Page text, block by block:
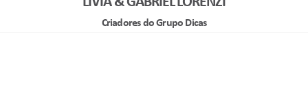
Criadores do Grupo Dicas